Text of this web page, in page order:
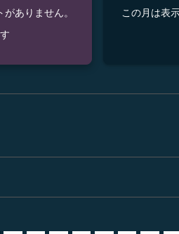
ありません。
この月は表